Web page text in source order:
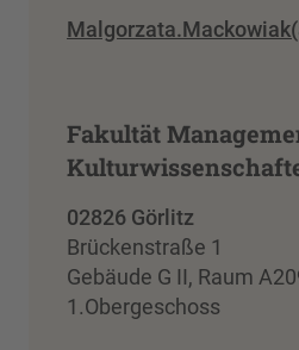
Fakultät
02826 Görlitz
Brückenstraße 1
Gebäude G II, Raum
1.Obergeschoss